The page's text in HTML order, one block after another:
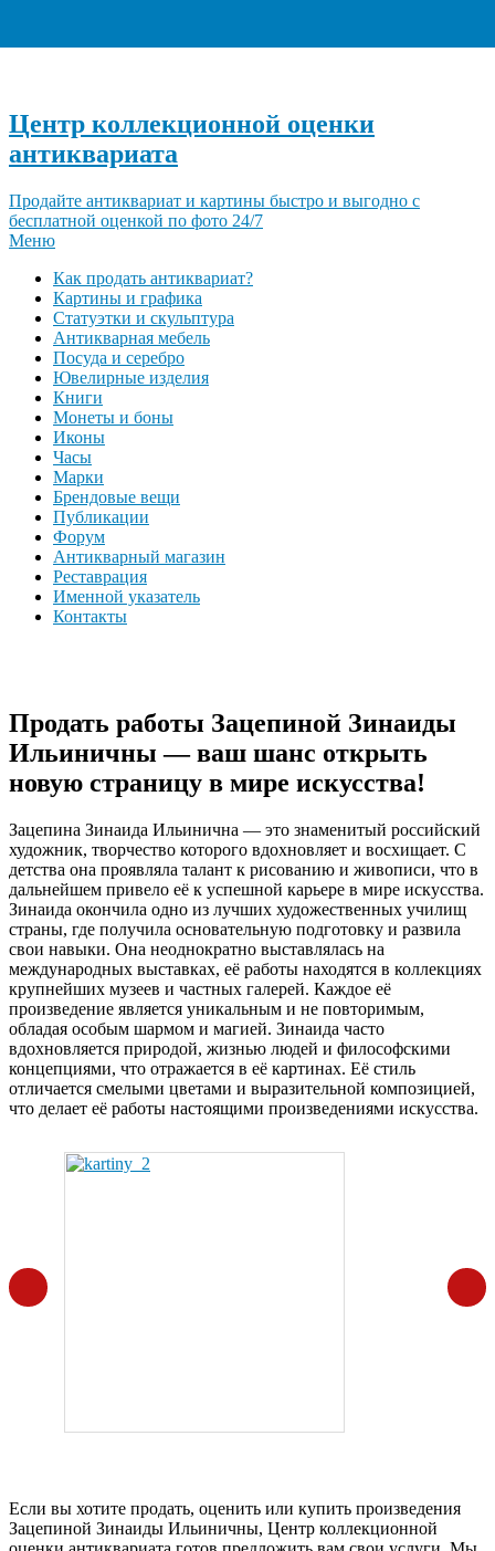
Центр коллекционной оценки
антиквариата
Продайте антиквариат и картины быстро и выгодно с
бесплатной оценкой по фото 24/7
Меню
Как продать антиквариат?
Картины и графика
Статуэтки и скульптура
Антикварная мебель
Посуда и серебро
Ювелирные изделия
Книги
Монеты и боны
Иконы
Часы
Марки
Брендовые вещи
Публикации
Форум
Антикварный магазин
Реставрация
Именной указатель
Контакты
Продать работы Зацепиной Зинаиды
Ильиничны — ваш шанс открыть
новую страницу в мире искусства!
Зацепина Зинаида Ильинична — это знаменитый российский
художник, творчество которого вдохновляет и восхищает. С
детства она проявляла талант к рисованию и живописи, что в
дальнейшем привело её к успешной карьере в мире искусства.
Зинаида окончила одно из лучших художественных училищ
страны, где получила основательную подготовку и развила
свои навыки. Она неоднократно выставлялась на
международных выставках, её работы находятся в коллекциях
крупнейших музеев и частных галерей. Каждое её
произведение является уникальным и не повторимым,
обладая особым шармом и магией. Зинаида часто
вдохновляется природой, жизнью людей и философскими
концепциями, что отражается в её картинах. Её стиль
отличается смелыми цветами и выразительной композицией,
что делает её работы настоящими произведениями искусства.
Если вы хотите продать, оценить или купить произведения
Зацепиной Зинаиды Ильиничны, Центр коллекционной